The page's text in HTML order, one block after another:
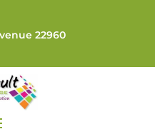
22960